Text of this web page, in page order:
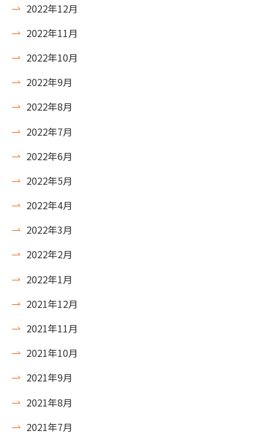
2022年12月
2022年11月
2022年10月
2022年9月
2022年8月
2022年7月
2022年6月
2022年5月
2022年4月
2022年3月
2022年2月
2022年1月
2021年12月
2021年11月
2021年10月
2021年9月
2021年8月
2021年7月